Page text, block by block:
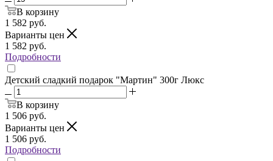
В корзину
1 582 руб.
Варианты цен
1 582 руб.
Подробности
Детский сладкий подарок "Мартин" 300г Люкс
В корзину
1 506 руб.
Варианты цен
1 506 руб.
Подробности